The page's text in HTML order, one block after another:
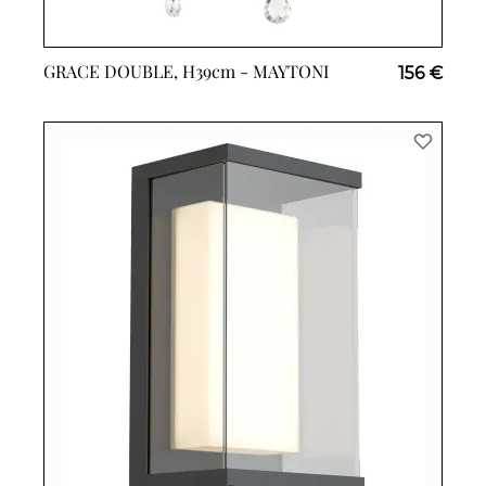
GRACE DOUBLE, H39cm - MAYTONI 156 €